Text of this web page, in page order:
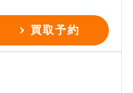
買取予約